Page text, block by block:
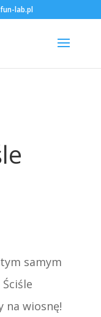
lab.pl
tym samym
na wiosnę!